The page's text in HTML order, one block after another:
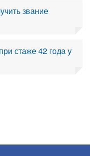
звание
стаже 42 года у